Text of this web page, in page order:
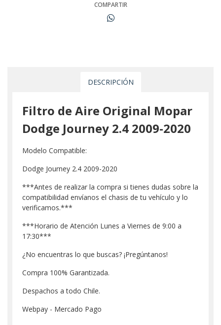
COMPARTIR
DESCRIPCIÓN
Filtro de Aire Original Mopar
Dodge Journey 2.4 2009-2020
Modelo Compatible:
Dodge Journey 2.4 2009-2020
***Antes de realizar la compra si tienes dudas sobre la
compatibilidad envíanos el chasis de tu vehículo y lo
verificamos.***
***Horario de Atención Lunes a Viernes de 9:00 a
17:30***
¿No encuentras lo que buscas? ¡Pregúntanos!
Compra 100% Garantizada.
Despachos a todo Chile.
Webpay - Mercado Pago